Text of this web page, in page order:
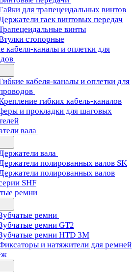
для трапецеидальных винтов
гаек винтовых передач
винты
стопорные
кабеля-каналы и оплетки для
кабеля-каналы и оплетки для
гибких кабель-каналов
и прокладки для шаговых
вала
вала
полированных валов SK
полированных валов
SHF
ремни
ремни
ремни GT2
ремни HTD 3M
и натяжители для ремней